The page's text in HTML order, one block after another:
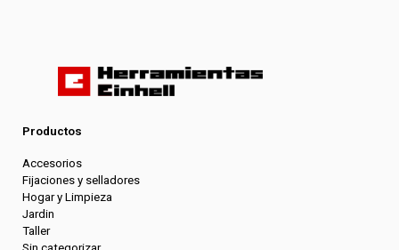
Productos
Accesorios
Fijaciones y selladores
Hogar y Limpieza
Jardin
Taller